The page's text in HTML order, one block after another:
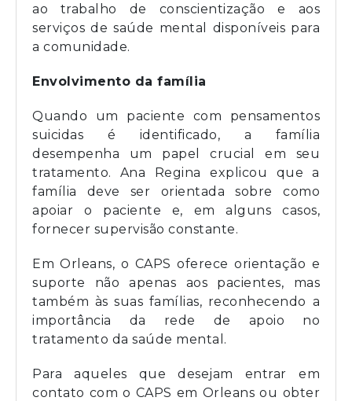
ao trabalho de conscientização e aos
serviços de saúde mental disponíveis para
a comunidade.
Envolvimento da família
Quando um paciente com pensamentos
suicidas é identificado, a família
desempenha um papel crucial em seu
tratamento. Ana Regina explicou que a
família deve ser orientada sobre como
apoiar o paciente e, em alguns casos,
fornecer supervisão constante.
Em Orleans, o CAPS oferece orientação e
suporte não apenas aos pacientes, mas
também às suas famílias, reconhecendo a
importância da rede de apoio no
tratamento da saúde mental.
Para aqueles que desejam entrar em
contato com o CAPS em Orleans ou obter